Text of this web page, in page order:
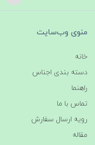
منوی وب‌سایت
خانه
دسته بندی اجناس
راهنما
تماس با ما
رویه ارسال سفارش
مقاله